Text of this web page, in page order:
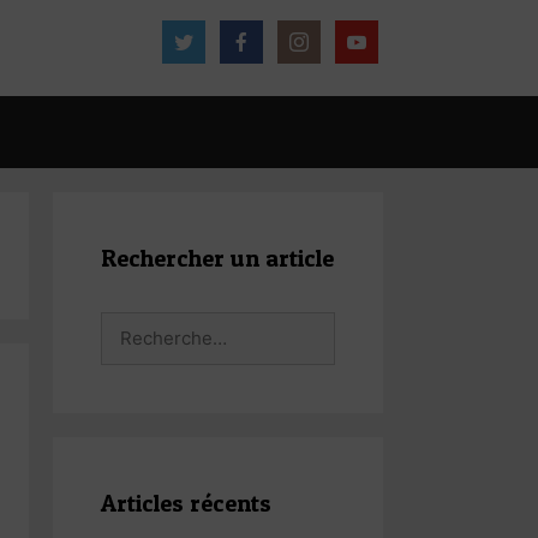
Rechercher un article
Rechercher :
Articles récents